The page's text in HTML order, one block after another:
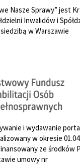
Nasze Sprawy” jest
Inwalidów i
w Warszawie
i wydawanie
w okresie
ze środków
umowy nr